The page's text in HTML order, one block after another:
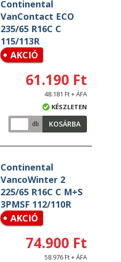
Continental
VanContact ECO
235/65 R16C C
115/113R
AKCIÓ
61.190 Ft
48.181 Ft + ÁFA
KÉSZLETEN
db KOSÁRBA
Continental
VancoWinter 2
225/65 R16C C M+S
3PMSF 112/110R
AKCIÓ
74.900 Ft
58.976 Ft + ÁFA